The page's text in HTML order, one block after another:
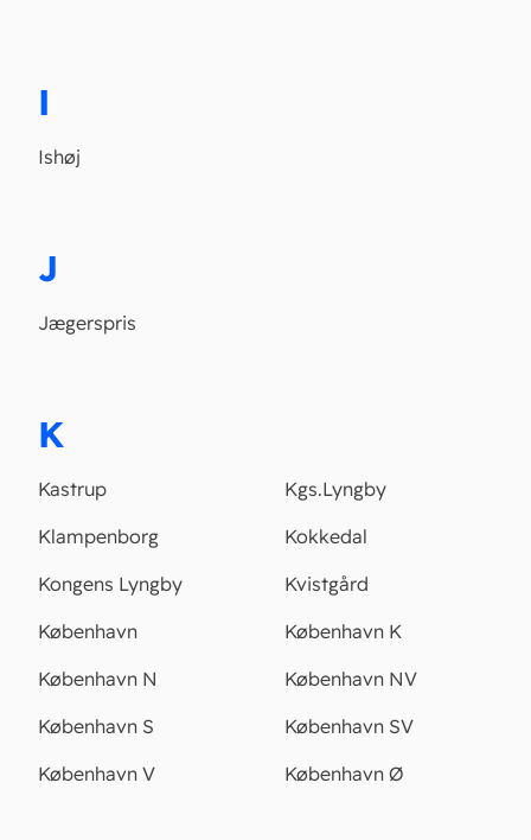
I
Ishøj
J
Jægerspris
K
Kastrup
Kgs.Lyngby
Klampenborg
Kokkedal
Kongens Lyngby
Kvistgård
København
København K
København N
København NV
København S
København SV
København V
København Ø